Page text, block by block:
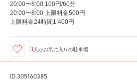
20:00〜8:00 100円/60分
20:00〜8:00 上限料金500円
上限料金24時間1,400円
3人がお気に入りの駐車場
ID:305160385